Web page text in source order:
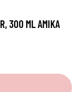
300 ML AMIKA